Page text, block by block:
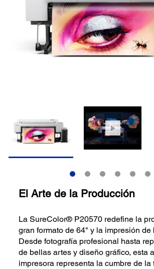
El Arte de la Producción
La SureColor® P20570 redefine la
gran formato de 64" y la impresión de
Desde fotografía profesional hasta
de bellas artes y diseño gráfico, esta
impresora representa la cumbre de